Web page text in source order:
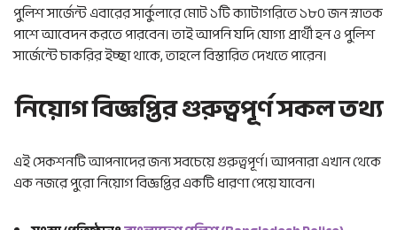
পুলিশ সার্জেন্ট এবারের সার্কুলারে মোট ১টি ক্যাটাগরিতে ১৮০ জন স্নাতক
পাশে আবেদন করতে পারবেন। তাই আপনি যদি যোগ্য প্রার্থী হন ও পুলিশ
সার্জেন্টে চাকরির ইচ্ছা থাকে, তাহলে বিস্তারিত দেখতে পারেন।
নিয়োগ বিজ্ঞপ্তির গুরুত্বপূর্ণ সকল তথ্য
এই সেকশনটি আপনাদের জন্য সবচেয়ে গুরুত্বপূর্ণ। আপনারা এখান থেকে
এক নজরে পুরো নিয়োগ বিজ্ঞপ্তির একটি ধারণা পেয়ে যাবেন।